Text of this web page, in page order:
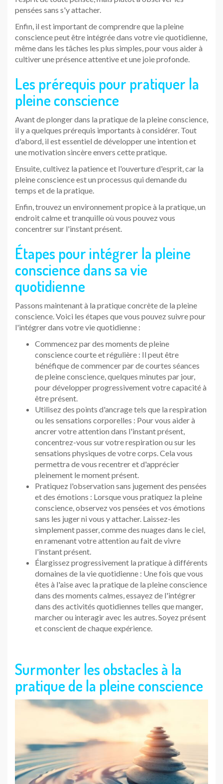
pensées sans s'y attacher.
Enfin, il est important de comprendre que la pleine
conscience peut être intégrée dans votre vie quotidienne,
même dans les tâches les plus simples, pour vous aider à
cultiver une présence attentive et une joie profonde.
Les prérequis pour pratiquer la
pleine conscience
Avant de plonger dans la pratique de la pleine conscience,
il y a quelques prérequis importants à considérer. Tout
d'abord, il est essentiel de développer une intention et
une motivation sincère envers cette pratique.
Ensuite, cultivez la patience et l'ouverture d'esprit, car la
pleine conscience est un processus qui demande du
temps et de la pratique.
Enfin, trouvez un environnement propice à la pratique, un
endroit calme et tranquille où vous pouvez vous
concentrer sur l'instant présent.
Étapes pour intégrer la pleine
conscience dans sa vie
quotidienne
Passons maintenant à la pratique concrète de la pleine
conscience. Voici les étapes que vous pouvez suivre pour
l'intégrer dans votre vie quotidienne :
Commencez par des moments de pleine
conscience courte et régulière : Il peut être
bénéfique de commencer par de courtes séances
de pleine conscience, quelques minutes par jour,
pour développer progressivement votre capacité à
être présent.
Utilisez des points d'ancrage tels que la respiration
ou les sensations corporelles : Pour vous aider à
ancrer votre attention dans l'instant présent,
concentrez-vous sur votre respiration ou sur les
sensations physiques de votre corps. Cela vous
permettra de vous recentrer et d'apprécier
pleinement le moment présent.
Pratiquez l'observation sans jugement des pensées
et des émotions : Lorsque vous pratiquez la pleine
conscience, observez vos pensées et vos émotions
sans les juger ni vous y attacher. Laissez-les
simplement passer, comme des nuages dans le ciel,
en ramenant votre attention au fait de vivre
l'instant présent.
Élargissez progressivement la pratique à différents
domaines de la vie quotidienne : Une fois que vous
êtes à l'aise avec la pratique de la pleine conscience
dans des moments calmes, essayez de l'intégrer
dans des activités quotidiennes telles que manger,
marcher ou interagir avec les autres. Soyez présent
et conscient de chaque expérience.
Surmonter les obstacles à la
pratique de la pleine conscience